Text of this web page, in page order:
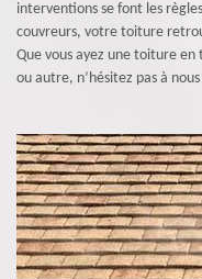
interventions se font les
couvreurs, votre toiture
Que vous ayez une toiture
ou autre, n’hésitez pas à